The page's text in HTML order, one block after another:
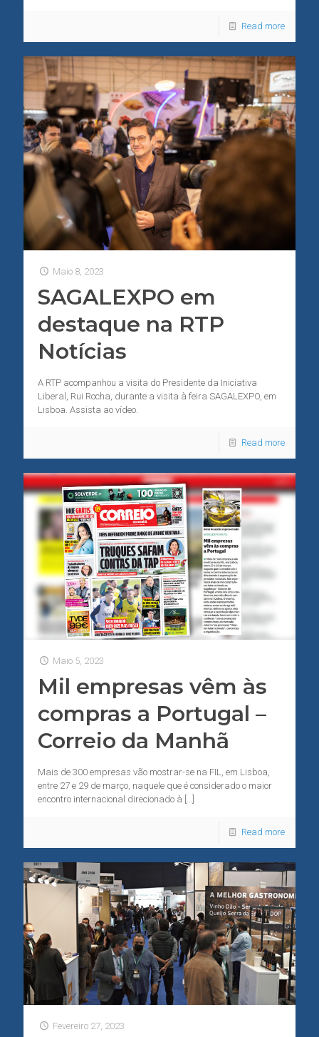
Read more
Maio 8, 2023
SAGALEXPO em
destaque na RTP
Notícias
A RTP acompanhou a visita do Presidente da Iniciativa
Liberal, Rui Rocha, durante a visita à feira SAGALEXPO, em
Lisboa. Assista ao vídeo.
Read more
Maio 5, 2023
Mil empresas vêm às
compras a Portugal –
Correio da Manhã
Mais de 300 empresas vão mostrar-se na FIL, em Lisboa,
entre 27 e 29 de março, naquele que é considerado o maior
encontro internacional direcionado à […]
Read more
Fevereiro 27, 2023